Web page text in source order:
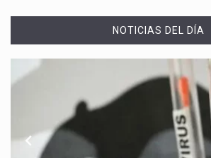
NOTICIAS DEL DÍA